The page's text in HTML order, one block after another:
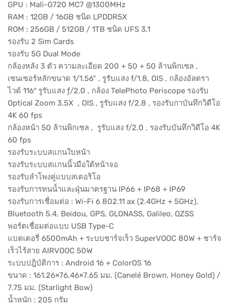
GPU : Mali-G720 MC7 @1300MHz
RAM : 12GB / 16GB ชนิด LPDDR5X
ROM : 256GB / 512GB / 1TB ชนิด UFS 3.1
รองรับ 2 Sim Cards
รองรับ 5G Dual Mode
กล้องหลัง 3 ตัว ความละเอียด 200 + 50 + 50 ล้านพิกเซล ,
เซนเซอร์หลักขนาด 1/1.56" , รูรับแสง f/1.8, OIS , กล้องอัลตรา
ไวด์ 116º รูรับแสง ƒ/2.0 , กล้อง TelePhoto Periscope รองรับ
Optical Zoom 3.5X , OIS , รูรับแสง f/2.8 , รองรับกาบันทึกวิดีโอ
4K 60 fps
กล้องหน้า 50 ล้านพิกเซล , รูรับแสง f/2.0 , รองรับบันทึกวิดีโอ 4K
60 fps
รองรับระบบสแกนใบหน้า
รองรับระบบสแกนนิ้วมือใต้หน้าจอ
รองรับลำโพงคู่แบบสเตอริโอ
รองรับการทนน้ำและฝุ่นมาตรฐาน IP66 + IP68 + IP69
รองรับการเชื่อมต่อ : Wi-Fi 6 802.11 ax (2.4GHz + 5GHz),
Bluetooth 5.4, Beidou, GPS, GLONASS, Galileo, QZSS
พอร์ตเชื่อมต่อแบบ USB Type-C
แบตเตอรี่ 6500mAh + ระบบชาร์จเร็ว SuperVOOC 80W + ชาร์จ
เร็วไร้สาย AIRVOOC 50W
ระบบปฎิบัติการ : Android 16 + ColorOS 16
ขนาด : 161.26×76.46×7.65 มม. (Canelé Brown, Honey Gold) /
7.75 มม. (Starlight Bow)
น้ำหนัก : 205 กรัม